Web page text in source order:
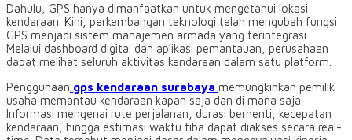
Dahulu, GPS hanya dimanfaatkan untuk mengetahui lokasi
kendaraan. Kini, perkembangan teknologi telah mengubah fungsi
GPS menjadi sistem manajemen armada yang terintegrasi.
Melalui dashboard digital dan aplikasi pemantauan, perusahaan
dapat melihat seluruh aktivitas kendaraan dalam satu platform.
Penggunaan gps kendaraan surabaya memungkinkan pemilik
usaha memantau kendaraan kapan saja dan di mana saja.
Informasi mengenai rute perjalanan, durasi berhenti, kecepatan
kendaraan, hingga estimasi waktu tiba dapat diakses secara real-